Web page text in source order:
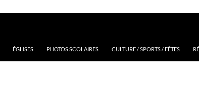
ÉGLISES PHOTOS SCOLAIRES CULTURE / SPORTS / FÊTES